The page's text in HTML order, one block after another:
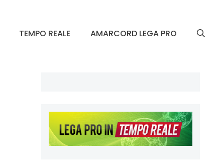
TEMPO REALE AMARCORD LEGA PRO